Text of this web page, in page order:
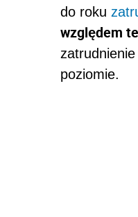
do roku
względem
poziomie.